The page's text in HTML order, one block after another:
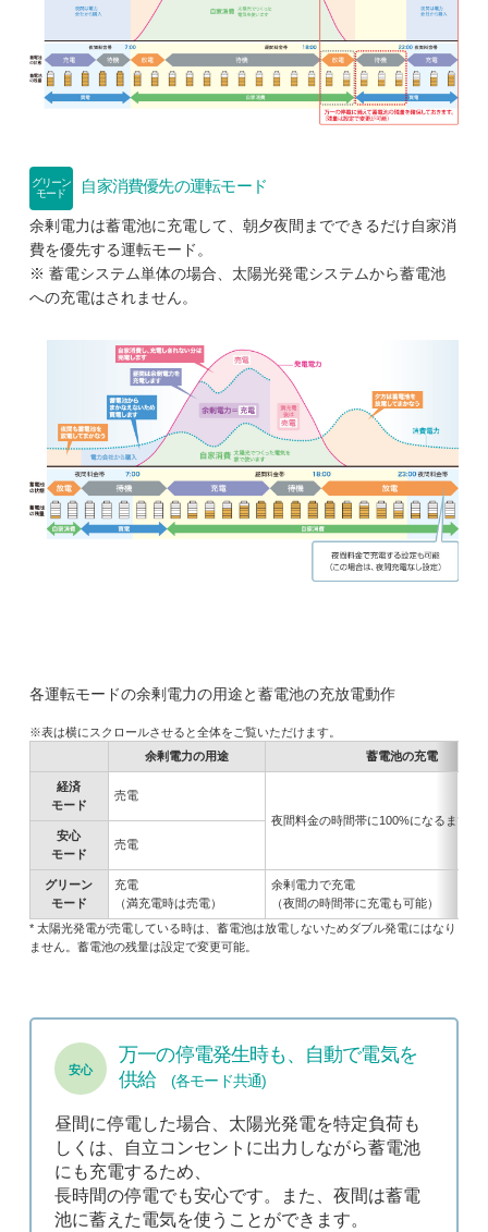
グリーン
モード
自家消費優先の運転モード
余剰電力は蓄電池に充電して、朝夕夜間までできるだけ自家消
費を優先する運転モード。
※ 蓄電システム単体の場合、太陽光発電システムから蓄電池
への充電はされません。
各運転モードの余剰電力の用途と蓄電池の充放電動作
※表は横にスクロールさせると全体をご覧いただけます。
余剰電力の用途
蓄電池の充電
経済
モード
売電
夜間料金の時間帯に100%になるまで充
安心
モード
売電
グリーン
モード
充電
（満充電時は売電）
余剰電力で充電
（夜間の時間帯に充電も可能）
* 太陽光発電が売電している時は、蓄電池は放電しないためダブル発電にはなり
ません。蓄電池の残量は設定で変更可能。
安心
万一の停電発生時も、自動で電気を
供給
(各モード共通)
昼間に停電した場合、太陽光発電を特定負荷も
しくは、自立コンセントに出力しながら蓄電池
にも充電するため、
長時間の停電でも安心です。また、夜間は蓄電
池に蓄えた電気を使うことができます。